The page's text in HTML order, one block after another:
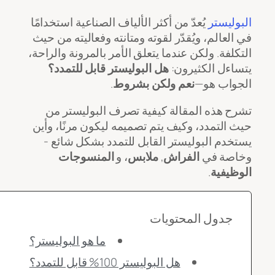
البوليستريُعدّ من أكثر الألياف الصناعية استخدامًا
في العالم، ويُقدّر لقوته ومتانته وفعاليته من حيث
التكلفة. ولكن عندما يتعلق الأمر بالمرونة والراحة،
يتساءل الكثيرون:هل البوليستر قابل للتمدد؟
الجواب هو—نعم ولكن بشروط.
تشرح هذه المقالة كيفية تصرف البوليستر من
حيث التمدد، وكيف يتم تصميمه ليكون مرنًا، وأين
يستخدم البوليستر القابل للتمدد بشكل شائع -
وخاصة فيالفراش,ملابس، والمنسوجات
الوظيفية.
جدول المحتويات
ما هو البوليستر؟
هل البوليستر 100% قابل للتمدد؟